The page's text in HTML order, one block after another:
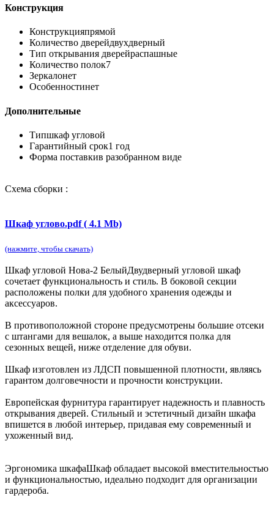
Конструкция
Конструкцияпрямой
Количество дверейдвухдверный
Тип открывания дверейраспашные
Количество полок7
Зеркалонет
Особенностинет
Дополнительные
Типшкаф угловой
Гарантийный срок1 год
Форма поставкив разобранном виде
Схема сборки :
Шкаф углово.pdf ( 4.1 Mb)
(нажмите, чтобы скачать)
Шкаф угловой Нова-2 БелыйДвудверный угловой шкаф
сочетает функциональность и стиль. В боковой секции
расположены полки для удобного хранения одежды и
аксессуаров.
В противоположной стороне предусмотрены большие отсеки
с штангами для вешалок, а выше находится полка для
сезонных вещей, ниже отделение для обуви.
Шкаф изготовлен из ЛДСП повышенной плотности, являясь
гарантом долговечности и прочности конструкции.
Европейская фурнитура гарантирует надежность и плавность
открывания дверей. Стильный и эстетичный дизайн шкафа
впишется в любой интерьер, придавая ему современный и
ухоженный вид.
Эргономика шкафаШкаф обладает высокой вместительностью
и функциональностью, идеально подходит для организации
гардероба.